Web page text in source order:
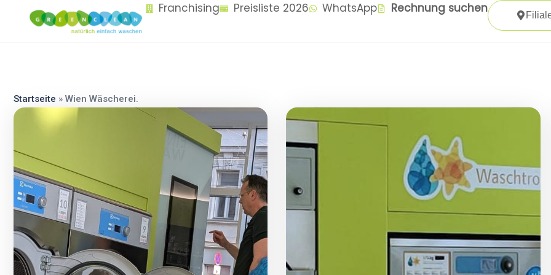
content Franchising Preisliste 2026 WhatsApp Rechnung suchen
Startseite » Wien Wäscherei.